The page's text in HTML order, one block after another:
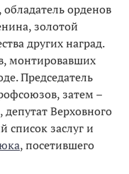
орденов
золотой
других наград.
монтировавших
Председатель
затем –
Верховного
список заслуг и
, посетившего